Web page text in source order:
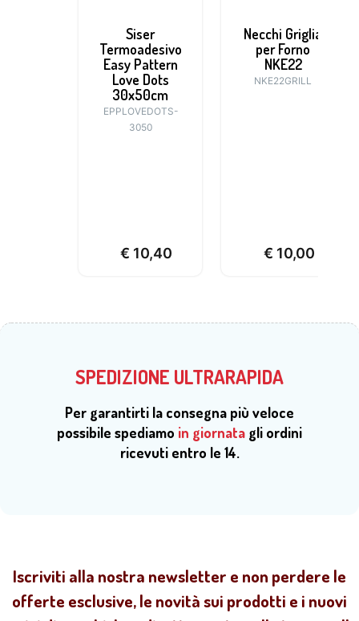
Siser
Termoadesivo
Easy Pattern
Love Dots
30x50cm
EPPLOVEDOTS-
3050
€ 10,40
Necchi Griglia
per Forno
NKE22
NKE22GRILL
€ 10,00
SPEDIZIONE ULTRARAPIDA
Per garantirti la consegna più veloce
possibile spediamo in giornata gli ordini
ricevuti entro le 14.
Iscriviti alla nostra newsletter e non perdere le
offerte esclusive, le novità sui prodotti e i nuovi